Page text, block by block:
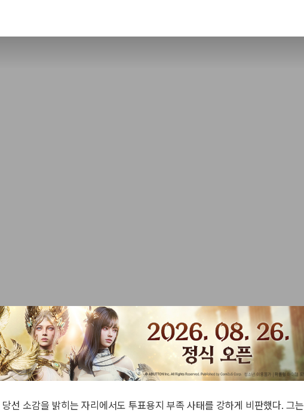
선 소감을 밝히는 자리에서도 투표용지 부족 사태를 강하게 비판했다. 그는